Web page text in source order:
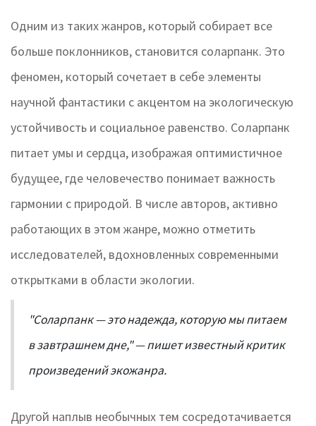
Одним из таких жанров, который собирает все
больше поклонников, становится соларпанк. Это
феномен, который сочетает в себе элементы
научной фантастики с акцентом на экологическую
устойчивость и социальное равенство. Соларпанк
питает умы и сердца, изображая оптимистичное
будущее, где человечество понимает важность
гармонии с природой. В числе авторов, активно
работающих в этом жанре, можно отметить
исследователей, вдохновленных современными
открытками в области экологии.
"Соларпанк — это надежда, которую мы питаем
в завтрашнем дне," — пишет известный критик
произведений экожанра.
Другой наплыв необычных тем сосредотачивается